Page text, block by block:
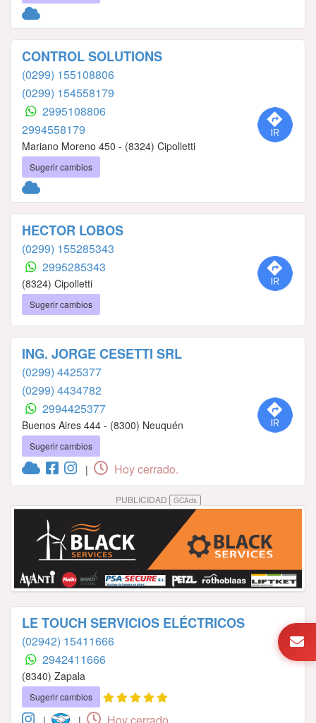
CONTROL SOLUTIONS
(0299) 155108806
(0299) 154558179
2995108806
2994558179
Mariano Moreno 450 - (8324) Cipolletti
Sugerir cambios
HECTOR LOBOS
(0299) 155285343
2995285343
(8324) Cipolletti
Sugerir cambios
ING. JORGE CESETTI SRL
(0299) 4425377
(0299) 4434782
2994425377
Buenos Aires 444 - (8300) Neuquén
Sugerir cambios
| Hoy cerrado.
PUBLICIDAD GCAds
LE TOUCH SERVICIOS ELÉCTRICOS
(02942) 15411666
2942411666
(8340) Zapala
Sugerir cambios
| | Hoy cerrado.